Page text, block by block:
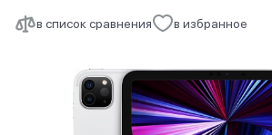
в список сравнения в избранное